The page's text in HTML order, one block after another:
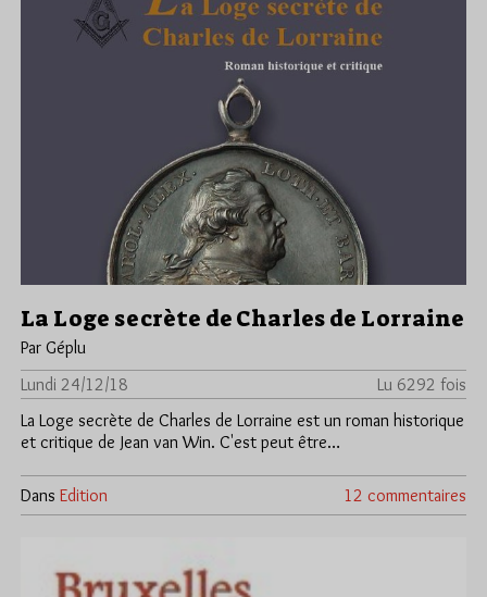
La Loge secrète de Charles de Lorraine
Par Géplu
Lundi 24/12/18
Lu 6292 fois
La Loge secrète de Charles de Lorraine est un roman historique
et critique de Jean van Win. C'est peut être…
Dans Edition 12 commentaires